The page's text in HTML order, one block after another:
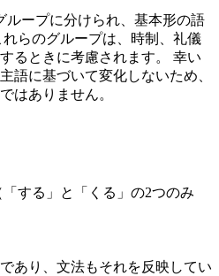
ループに分けられ、基本形の語
らのグループは、時制、礼儀
るときに考慮されます。 幸い
語に基づいて変化しないため、
はありません。
する」と「くる」の2つのみ
あり、文法もそれを反映してい